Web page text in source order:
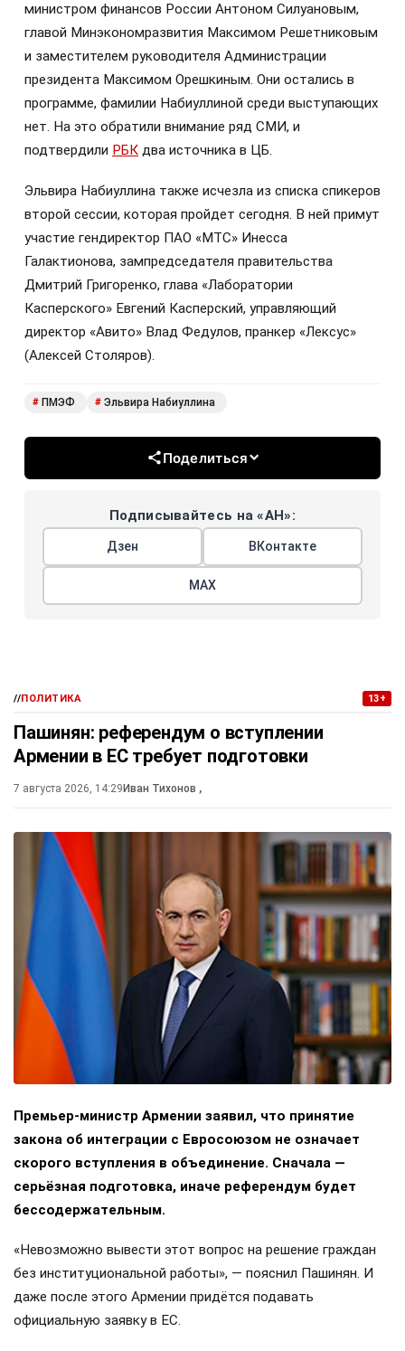
министром финансов России Антоном Силуановым,
главой Минэкономразвития Максимом Решетниковым
и заместителем руководителя Администрации
президента Максимом Орешкиным. Они остались в
программе, фамилии Набиуллиной среди выступающих
нет. На это обратили внимание ряд СМИ, и
подтвердили РБК два источника в ЦБ.
Эльвира Набиуллина также исчезла из списка спикеров
второй сессии, которая пройдет сегодня. В ней примут
участие гендиректор ПАО «МТС» Инесса
Галактионова, зампредседателя правительства
Дмитрий Григоренко, глава «Лаборатории
Касперского» Евгений Касперский, управляющий
директор «Авито» Влад Федулов, пранкер «Лексус»
(Алексей Столяров).
# ПМЭФ # Эльвира Набиуллина
Поделиться
Подписывайтесь на «АН»:
Дзен ВКонтакте
МАХ
//ПОЛИТИКА 13+
Пашинян: референдум о вступлении
Армении в ЕС требует подготовки
7 августа 2026, 14:29 Иван Тихонов ,
Премьер-министр Армении заявил, что принятие
закона об интеграции с Евросоюзом не означает
скорого вступления в объединение. Сначала —
серьёзная подготовка, иначе референдум будет
бессодержательным.
«Невозможно вывести этот вопрос на решение граждан
без институциональной работы», — пояснил Пашинян. И
даже после этого Армении придётся подавать
официальную заявку в ЕС.